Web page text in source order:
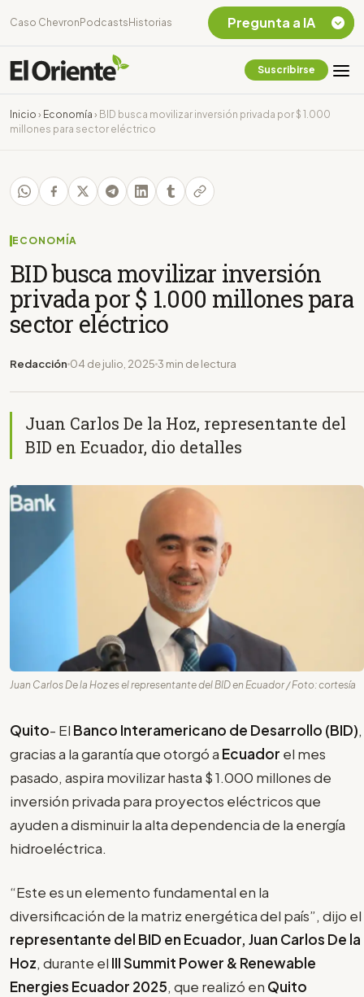
Caso Chevron Podcasts Historias
Suscribirse
Inicio › Economía › BID busca movilizar inversión privada por $ 1.000
millones para sector eléctrico
ECONOMÍA
BID busca movilizar inversión
privada por $ 1.000 millones para
sector eléctrico
Redacción 04 de julio, 2025 3 min de lectura
Juan Carlos De la Hoz, representante del
BID en Ecuador, dio detalles
Juan Carlos De la Hoz es el representante del BID en Ecuador / Foto: cortesía
Quito- El Banco Interamericano de Desarrollo (BID),
gracias a la garantía que otorgó a Ecuador el mes
pasado, aspira movilizar hasta $ 1.000 millones de
inversión privada para proyectos eléctricos que
ayuden a disminuir la alta dependencia de la energía
hidroeléctrica.
“Este es un elemento fundamental en la
diversificación de la matriz energética del país”, dijo el
representante del BID en Ecuador, Juan Carlos De la
Hoz, durante el III Summit Power & Renewable
Energies Ecuador 2025, que realizó en Quito
Pregunta a IA
Chevron Ecuador